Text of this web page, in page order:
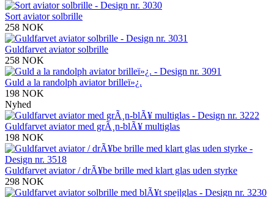
Sort aviator solbrille
258 NOK
Guldfarvet aviator solbrille
258 NOK
Guld a la randolph aviator brilleï»¿.
198 NOK
Nyhed
Guldfarvet aviator med grÃ¸n-blÃ¥ multiglas
198 NOK
Guldfarvet aviator / drÃ¥be brille med klart glas uden styrke
298 NOK